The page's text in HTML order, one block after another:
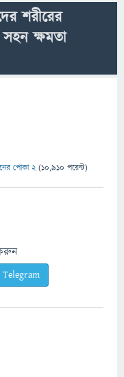
শরীরের
ক্ষমতা
পোকা 2 (10,910 পয়েন্ট)
Telegram